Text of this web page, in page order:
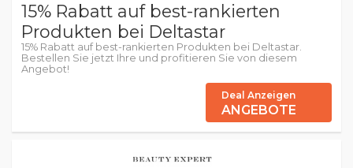
15% Rabatt auf best-rankierten
Produkten bei Deltastar
15% Rabatt auf best-rankierten Produkten bei Deltastar.
Bestellen Sie jetzt Ihre und profitieren Sie von diesem
Angebot!
Deal Anzeigen
ANGEBOTE